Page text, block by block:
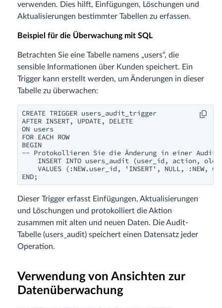
verwenden. Dies hilft, Einfügungen, Löschungen und
Aktualisierungen bestimmter Tabellen zu erfassen.
Beispiel für die Überwachung mit SQL
Betrachten Sie eine Tabelle namens „users“, die
sensible Informationen über Kunden speichert. Ein
Trigger kann erstellt werden, um Änderungen in dieser
Tabelle zu überwachen:
CREATE TRIGGER users_audit_trigger
AFTER INSERT, UPDATE, DELETE
ON users
FOR EACH ROW
BEGIN
-- Protokollieren Sie die Änderung in einer Audit-
INSERT INTO users_audit (user_id, action,
VALUES (:NEW.user_id, 'INSERT', NULL, :NEW,
END;
Dieser Trigger erfasst Einfügungen, Aktualisierungen
und Löschungen und protokolliert die Aktion
zusammen mit alten und neuen Daten. Die Audit-
Tabelle (users_audit) speichert einen Datensatz jeder
Operation.
Verwendung von Ansichten zur
Datenüberwachung